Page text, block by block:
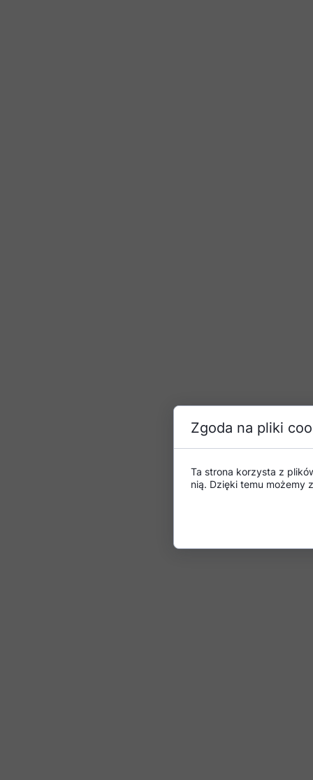
Zgoda na pliki
Ta strona korzysta z
nią. Dzięki temu możemy